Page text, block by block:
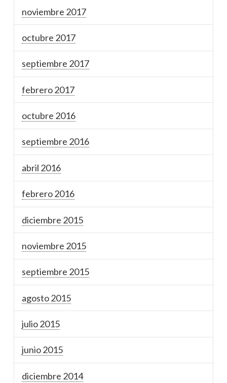
noviembre 2017
octubre 2017
septiembre 2017
febrero 2017
octubre 2016
septiembre 2016
abril 2016
febrero 2016
diciembre 2015
noviembre 2015
septiembre 2015
agosto 2015
julio 2015
junio 2015
diciembre 2014